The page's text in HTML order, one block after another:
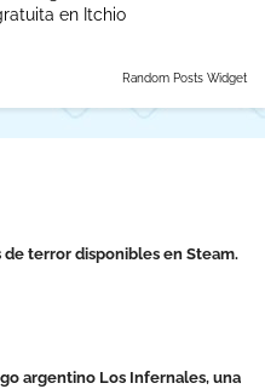
en Itchio
Random Posts Widget
terror disponibles en Steam.
argentino Los Infernales, una